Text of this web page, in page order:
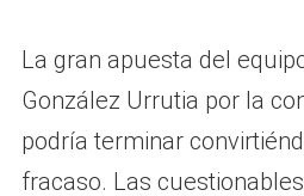
La gran apuesta del
González Urrutia por la
podría terminar
fracaso. Las